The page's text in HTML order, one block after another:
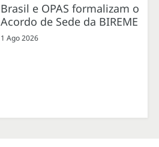
Brasil e OPAS formalizam o
Acordo de Sede da BIREME
1 Ago 2026